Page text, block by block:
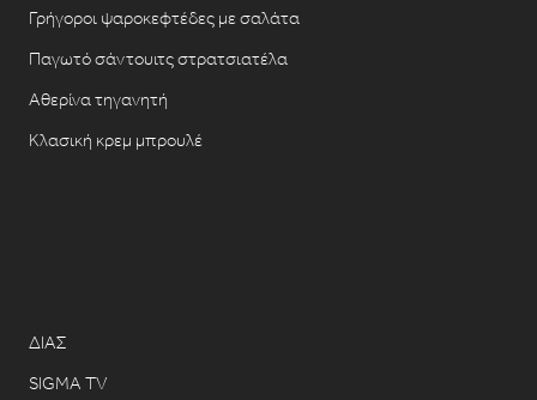
Γρήγοροι ψαροκεφτέδες με σαλάτα
Παγωτό σάντουιτς στρατσιατέλα
Αθερίνα τηγανητή
Κλασική κρεμ μπρουλέ
ΔΙΑΣ
SIGMA TV